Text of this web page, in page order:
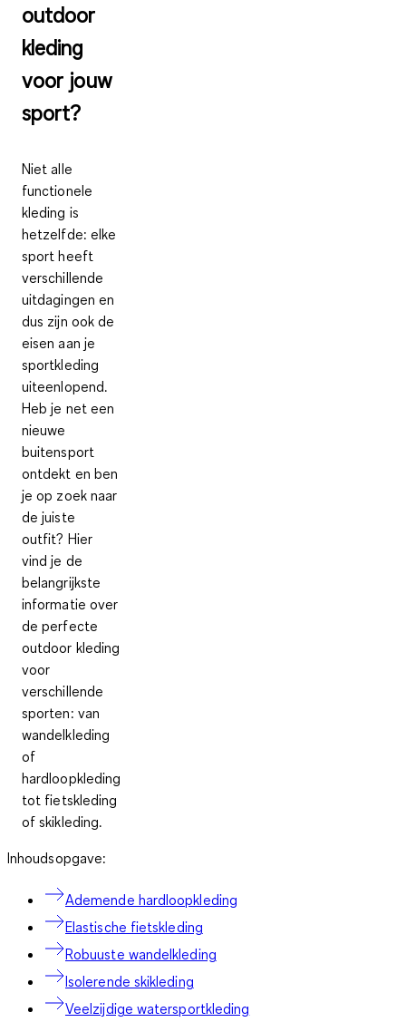
outdoor
kleding
voor jouw
sport?
Niet alle
functionele
kleding is
hetzelfde: elke
sport heeft
verschillende
uitdagingen en
dus zijn ook de
eisen aan je
sportkleding
uiteenlopend.
Heb je net een
nieuwe
buitensport
ontdekt en ben
je op zoek naar
de juiste
outfit? Hier
vind je de
belangrijkste
informatie over
de perfecte
outdoor kleding
voor
verschillende
sporten: van
wandelkleding
of
hardloopkleding
tot fietskleding
of skikleding.
Inhoudsopgave:
Ademende hardloopkleding
Elastische fietskleding
Robuuste wandelkleding
Isolerende skikleding
Veelzijdige watersportkleding